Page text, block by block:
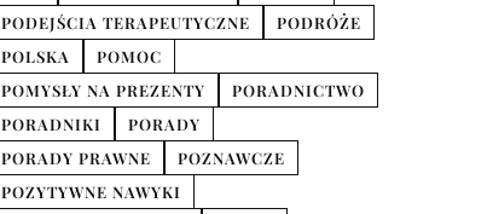
PODEJŚCIA TERAPEUTYCZNE
PODRÓŻE
POLSKA
POMOC
POMYSŁY NA PREZENTY
PORADNICTWO
PORADNIKI
PORADY
PORADY PRAWNE
POZNAWCZE
POZYTYWNE NAWYKI